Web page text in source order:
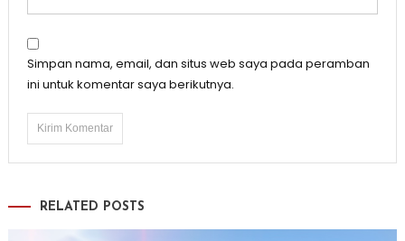
Simpan nama, email, dan situs web saya pada peramban
ini untuk komentar saya berikutnya.
RELATED POSTS